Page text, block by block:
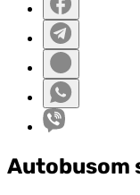
Autobusom